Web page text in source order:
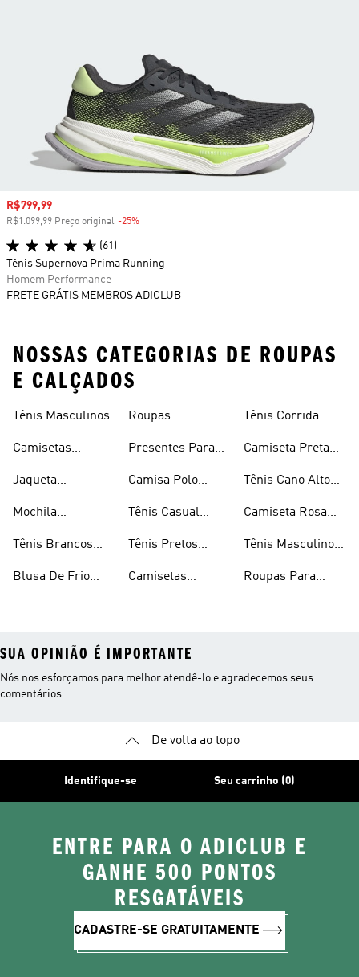
Preço com desconto
R$799,99
R$1.099,99 Preço original -25%
(61)
Tênis Supernova Prima Running
Homem Performance
FRETE GRÁTIS MEMBROS ADICLUB
NOSSAS CATEGORIAS DE ROUPAS
E CALÇADOS
Tênis Masculinos
Camisetas
Jaqueta
Mochila
Tênis Brancos
Blusa De Frio
Roupas
Presentes Para
Camisa Polo
Tênis Casual
Tênis Pretos
Camisetas
Masculinas
Tênis Corrida
Camiseta Preta
Tênis Cano Alto
Camiseta Rosa
Tênis Masculino
Roupas Para
SUA OPINIÃO É IMPORTANTE
Nós nos esforçamos para melhor atendê-lo e agradecemos seus
comentários.
De volta ao topo
Identifique-se Seu carrinho (0)
ENTRE PARA O ADICLUB E
GANHE 500 PONTOS
RESGATÁVEIS
CADASTRE-SE GRATUITAMENTE